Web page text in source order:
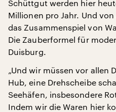
Schüttgut werden hier
Millionen pro Jahr. Und
das Zusammenspiel von
Die Zauberformel für
Duisburg.
„Und wir müssen vor allen
Hub, eine Drehscheibe
Seehäfen, insbesondere
Indem wir die Waren hier